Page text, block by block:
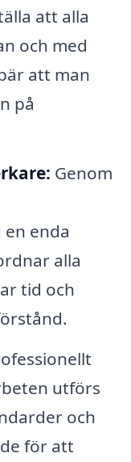
att alla
och med
att man
på
Genom
enda
alla
tid och
utförs
och
för att